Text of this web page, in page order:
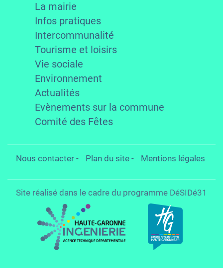
La mairie
Infos pratiques
Intercommunalité
Tourisme et loisirs
Vie sociale
Environnement
Actualités
Evènements sur la commune
Comité des Fêtes
Nous contacter- Plan du site- Mentions légales
Site réalisé dans le cadre du programme DéSIDé31